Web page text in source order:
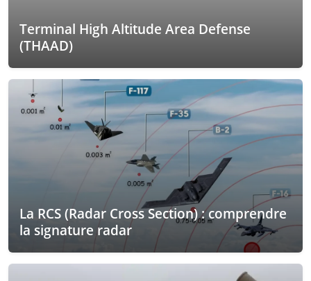
Terminal High Altitude Area Defense
(THAAD)
La RCS (Radar Cross Section) : comprendre
la signature radar